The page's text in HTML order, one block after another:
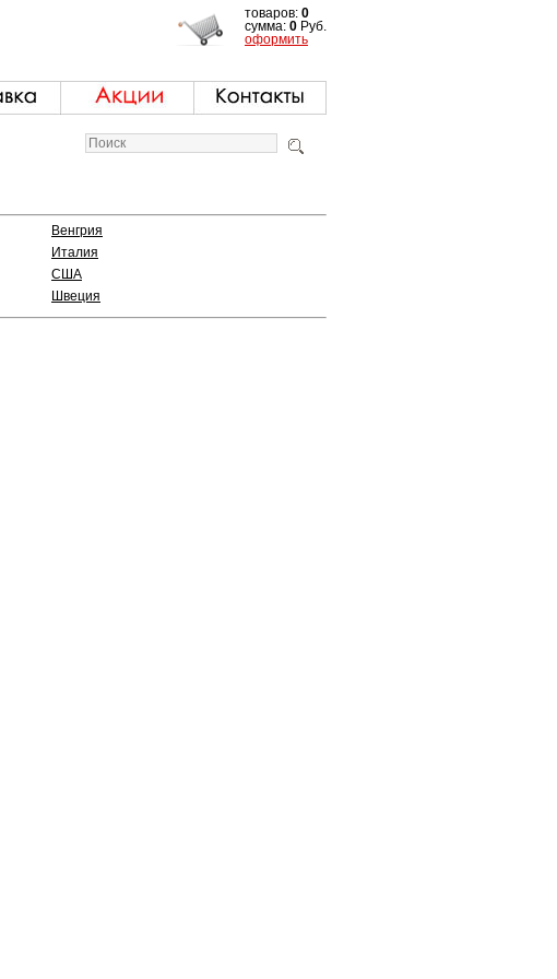
товаров: 0
сумма: 0 Руб.
оформить
Венгрия
Италия
США
Швеция